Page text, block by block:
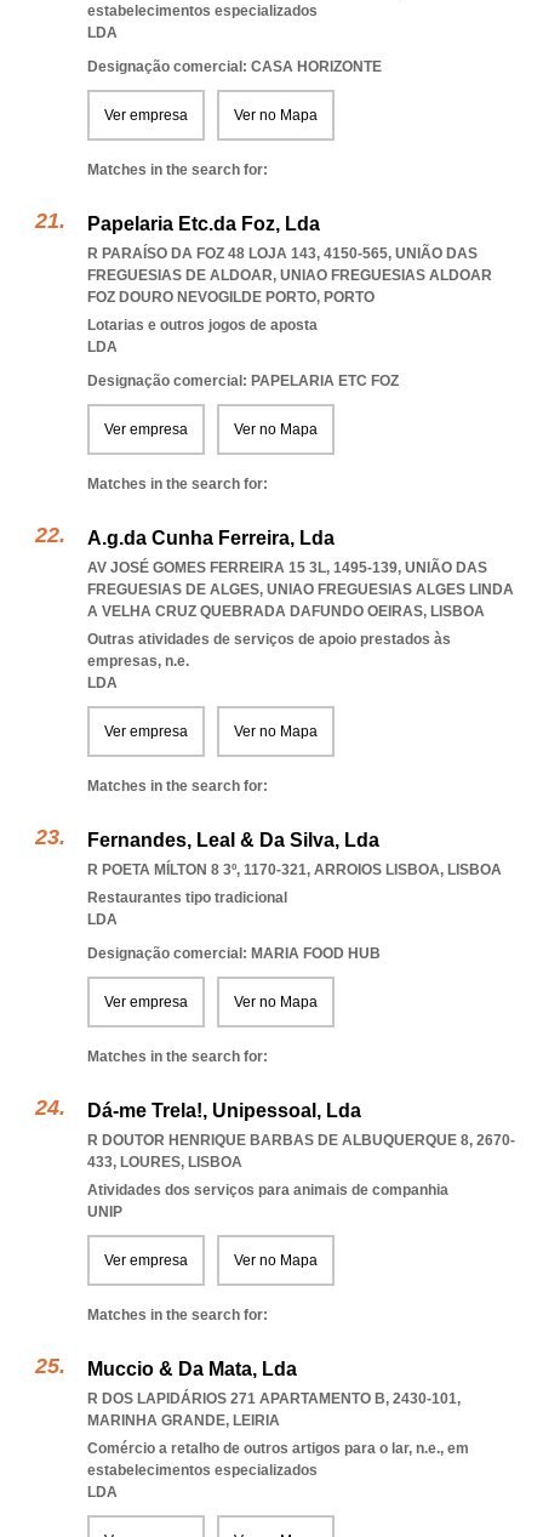
estabelecimentos especializados
LDA
Designação comercial: CASA HORIZONTE
Ver empresa Ver no Mapa
Matches in the search for:
Papelaria Etc.da Foz, Lda
R PARAÍSO DA FOZ 48 LOJA 143, 4150-565, UNIÃO DAS
FREGUESIAS DE ALDOAR, UNIAO FREGUESIAS ALDOAR
FOZ DOURO NEVOGILDE PORTO, PORTO
Lotarias e outros jogos de aposta
LDA
Designação comercial: PAPELARIA ETC FOZ
Ver empresa Ver no Mapa
Matches in the search for:
A.g.da Cunha Ferreira, Lda
AV JOSÉ GOMES FERREIRA 15 3L, 1495-139, UNIÃO DAS
FREGUESIAS DE ALGES, UNIAO FREGUESIAS ALGES LINDA
A VELHA CRUZ QUEBRADA DAFUNDO OEIRAS, LISBOA
Outras atividades de serviços de apoio prestados às
empresas, n.e.
LDA
Ver empresa Ver no Mapa
Matches in the search for:
Fernandes, Leal & Da Silva, Lda
R POETA MÍLTON 8 3º, 1170-321, ARROIOS LISBOA, LISBOA
Restaurantes tipo tradicional
LDA
Designação comercial: MARIA FOOD HUB
Ver empresa Ver no Mapa
Matches in the search for:
Dá-me Trela!, Unipessoal, Lda
R DOUTOR HENRIQUE BARBAS DE ALBUQUERQUE 8, 2670-
433, LOURES, LISBOA
Atividades dos serviços para animais de companhia
UNIP
Ver empresa Ver no Mapa
Matches in the search for:
Muccio & Da Mata, Lda
R DOS LAPIDÁRIOS 271 APARTAMENTO B, 2430-101,
MARINHA GRANDE, LEIRIA
Comércio a retalho de outros artigos para o lar, n.e., em
estabelecimentos especializados
LDA